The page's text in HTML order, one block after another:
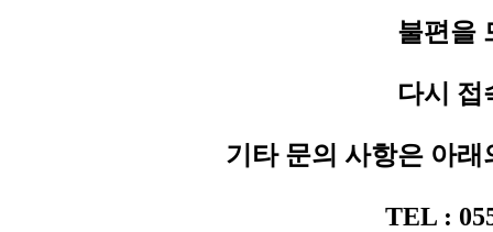
불편을
다시 접
기타 문의 사항은 아
TEL :